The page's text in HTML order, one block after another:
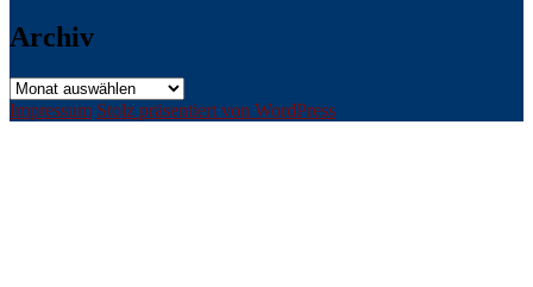
Archiv
Archiv
Impressum Stolz präsentiert von WordPress